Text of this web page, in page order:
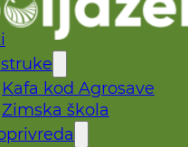
Kafa kod Agrosave
Zimska škola